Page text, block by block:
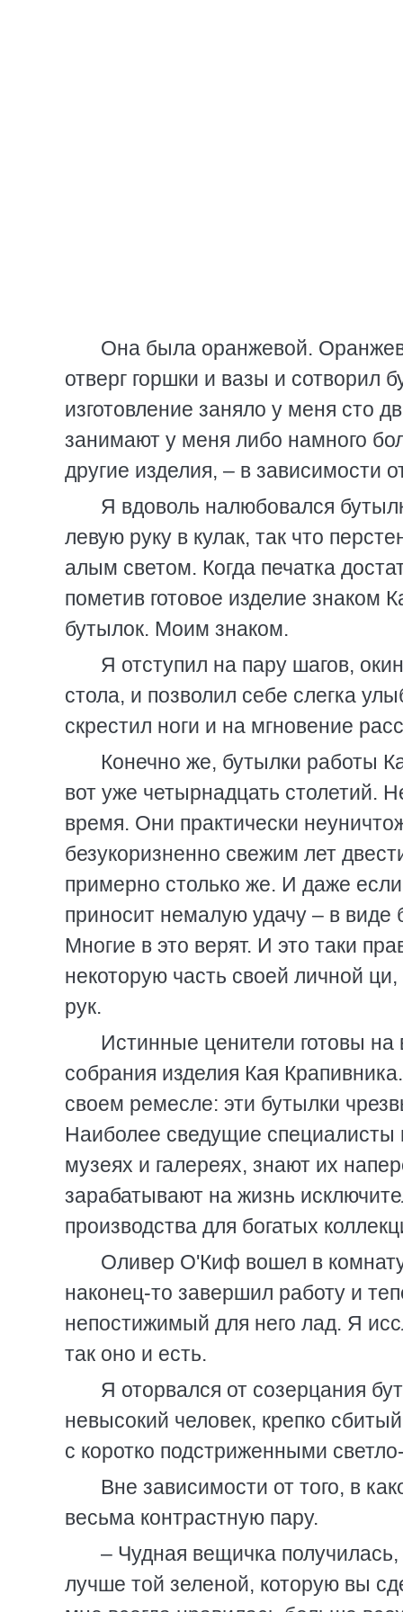
Она была оранжевой.
отверг горшки и вазы и сотворил
изготовление заняло у меня сто
занимают у меня либо намного
другие изделия, – в зависимости
Я вдоволь налюбовался
левую руку в кулак, так что
алым светом. Когда печатка
пометив готовое изделие знаком
бутылок. Моим знаком.
Я отступил на пару шагов,
стола, и позволил себе слегка
скрестил ноги и на мгновение
Конечно же, бутылки работы
вот уже четырнадцать столетий.
время. Они практически
безукоризненно свежим лет
примерно столько же. И даже
приносит немалую удачу – в виде
Многие в это верят. И это таки
некоторую часть своей личной
рук.
Истинные ценители готовы на
собрания изделия Кая
своем ремесле: эти бутылки
Наиболее сведущие специалисты
музеях и галереях, знают их
зарабатывают на жизнь
производства для богатых
Оливер О'Киф вошел в
наконец-то завершил работу и
непостижимый для него лад. Я
так оно и есть.
Я оторвался от созерцания
невысокий человек, крепко
с коротко подстриженными
Вне зависимости от того, в
весьма контрастную пару.
– Чудная вещичка
лучше той зеленой, которую вы